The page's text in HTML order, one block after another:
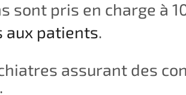
sont pris en charge à
aux patients.
assurant des